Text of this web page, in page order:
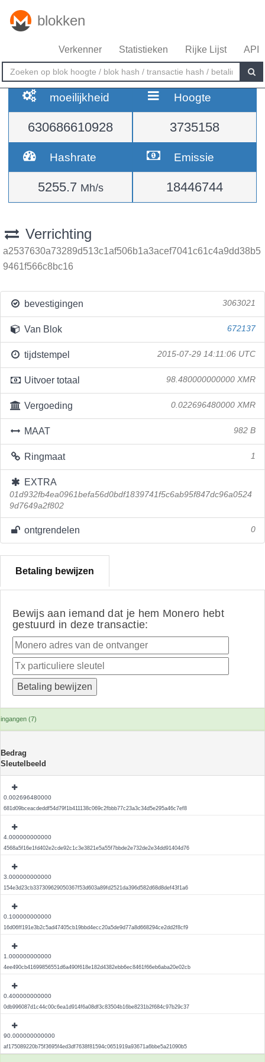
blokken
Verkenner Statistieken Rijke Lijst API
moeilijkheid
630686610928
Hoogte
3735158
Hashrate
5255.7 Mh/s
Emissie
18446744
Verrichting
a2537630a73289d513c1af506b1a3acef7041c61c4a9dd38b5
9461f566c8bc16
bevestigingen 3063021
Van Blok 672137
tijdstempel 2015-07-29 14:11:06 UTC
Uitvoer totaal 98.480000000000 XMR
Vergoeding 0.022696480000 XMR
MAAT 982 B
Ringmaat 1
EXTRA
01d932fb4ea0961befa56d0bdf1839741f5c6ab95f847dc96a0524
9d7649a2f802
ontgrendelen 0
Betaling bewijzen
Bewijs aan iemand dat je hem Monero hebt
gestuurd in deze transactie:
ingangen (7)
Bedrag
Sleutelbeeld
0.002696480000
681d09bceacdeddf54d79f1b411138c069c2fbbb77c23a3c34d5e295a46c7ef8
4.000000000000
4568a5f16e1fd402e2cde92c1c3e3821e5a55f7bbde2e732de2e34dd91404d76
3.000000000000
154e3d23cb337309629050367f53d603a89fd2521da396d582d68d8def43f1a6
0.100000000000
16d06ff191e3b2c5ad47405cb19bbd4ecc20a5de9d77a8d668294ce2dd2f8cf9
1.000000000000
4ee490cb41699856551d6a490f618e182d4382ebb6ec8461f66eb6aba20e02cb
0.400000000000
0db996087d1c44c00c6ea1d914f6a08df3c83504b16be8231b2f684c97b29c37
90.000000000000
af175089220b75f3695f4ed3df7638f81594c0651919a93671a6bbe5a21090b5